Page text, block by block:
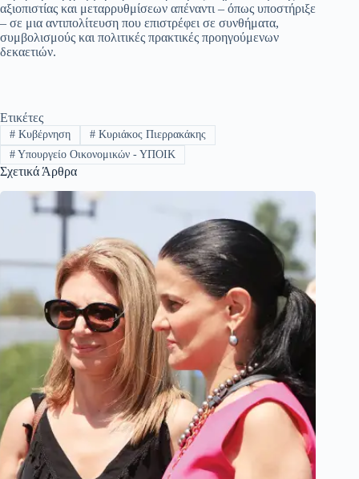
αξιοπιστίας και μεταρρυθμίσεων απέναντι – όπως υποστήριξε
– σε μια αντιπολίτευση που επιστρέφει σε συνθήματα,
συμβολισμούς και πολιτικές πρακτικές προηγούμενων
δεκαετιών.
Ετικέτες
#Κυβέρνηση #Κυριάκος Πιερρακάκης
#Υπουργείο Οικονομικών - ΥΠΟΙΚ
Σχετικά Άρθρα